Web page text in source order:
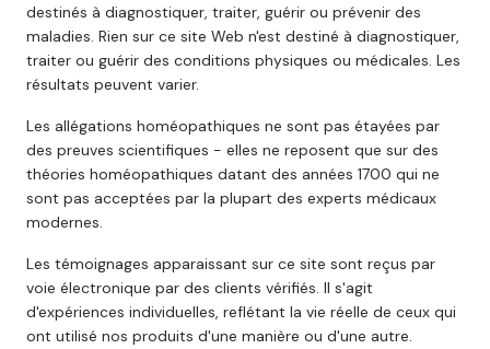
destinés à diagnostiquer, traiter, guérir ou prévenir des
maladies. Rien sur ce site Web n'est destiné à diagnostiquer,
traiter ou guérir des conditions physiques ou médicales. Les
résultats peuvent varier.
Les allégations homéopathiques ne sont pas étayées par
des preuves scientifiques - elles ne reposent que sur des
théories homéopathiques datant des années 1700 qui ne
sont pas acceptées par la plupart des experts médicaux
modernes.
Les témoignages apparaissant sur ce site sont reçus par
voie électronique par des clients vérifiés. Il s'agit
d'expériences individuelles, reflétant la vie réelle de ceux qui
ont utilisé nos produits d'une manière ou d'une autre.